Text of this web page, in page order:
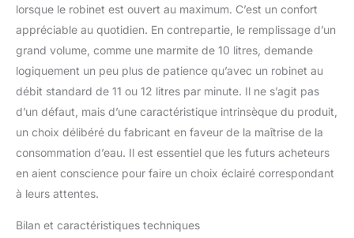
lorsque le robinet est ouvert au maximum. C’est un confort
appréciable au quotidien. En contrepartie, le remplissage d’un
grand volume, comme une marmite de 10 litres, demande
logiquement un peu plus de patience qu’avec un robinet au
débit standard de 11 ou 12 litres par minute. Il ne s’agit pas
d’un défaut, mais d’une caractéristique intrinsèque du produit,
un choix délibéré du fabricant en faveur de la maîtrise de la
consommation d’eau. Il est essentiel que les futurs acheteurs
en aient conscience pour faire un choix éclairé correspondant
à leurs attentes.
Bilan et caractéristiques techniques